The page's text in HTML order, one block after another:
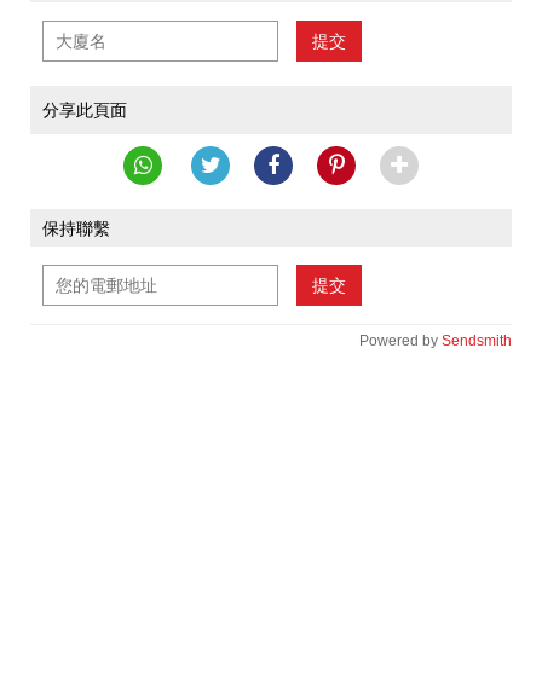
提交
分享此頁面
保持聯繫
提交
Powered by Sendsmith